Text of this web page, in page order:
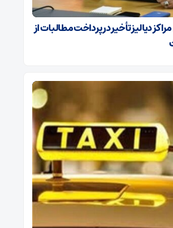
دیالیز تأخیر در پرداخت مطالبات از